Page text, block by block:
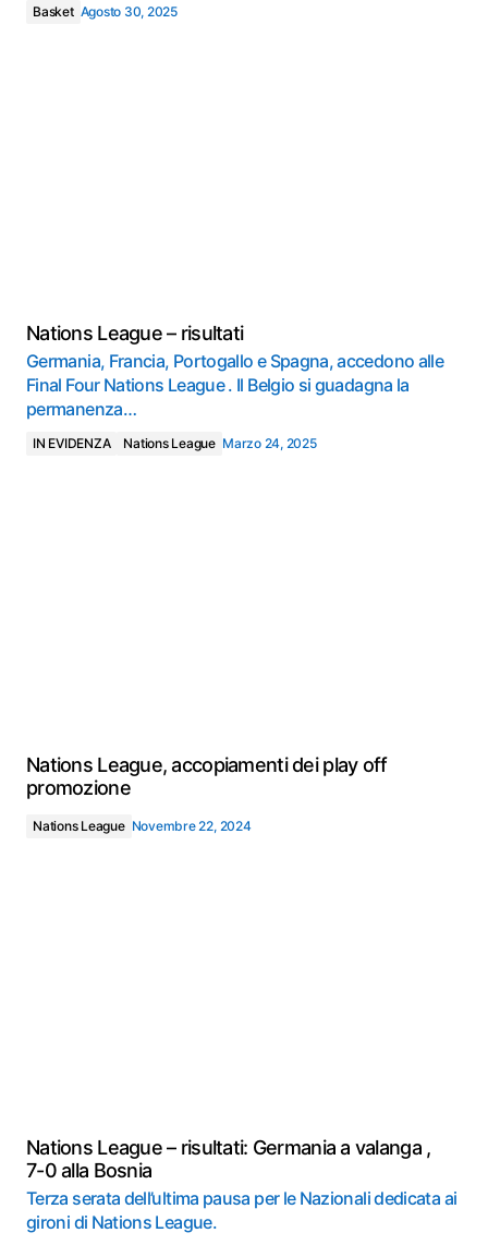
Basket Agosto 30, 2025
Nations League – risultati
Germania, Francia, Portogallo e Spagna, accedono alle
Final Four Nations League . Il Belgio si guadagna la
permanenza…
IN EVIDENZA Nations League Marzo 24, 2025
Nations League, accopiamenti dei play off
promozione
Nations League Novembre 22, 2024
Nations League – risultati: Germania a valanga ,
7-0 alla Bosnia
Terza serata dell’ultima pausa per le Nazionali dedicata ai
gironi di Nations League.